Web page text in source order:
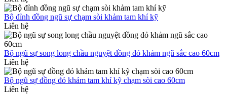
Bộ đỉnh đồng ngũ sự chạm sòi khảm tam khí kỹ
Liên hệ
Bộ ngũ sự song long chầu nguyệt đồng đỏ khảm ngũ sắc cao 60cm
Liên hệ
Bộ ngũ sự đồng đỏ khảm tam khí kỹ chạm sòi cao 60cm
Liên hệ